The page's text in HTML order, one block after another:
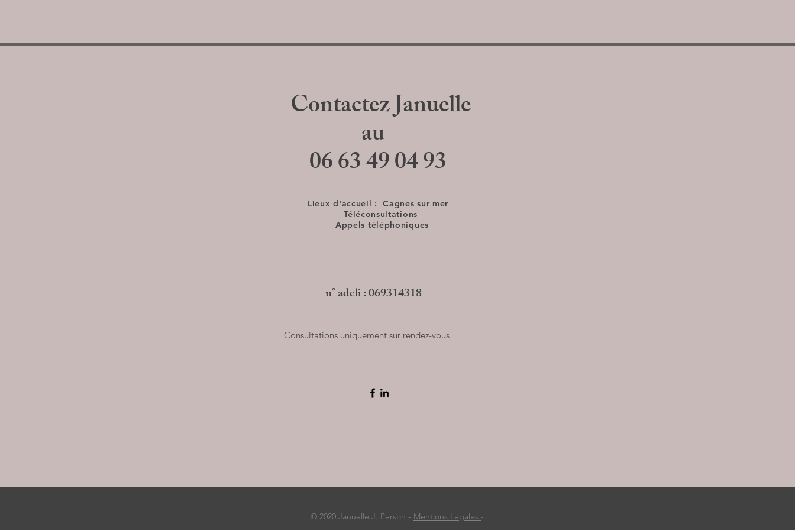
Contactez Januelle
au
06 63 49 04 93
Lieux d'accueil :Cagnes sur mer
Téléconsultations
Appels téléphoniques
n° adeli : 069314318
Consultations uniquement sur rendez-vous
© 2020 Januelle J. Person - Mentions Légales -